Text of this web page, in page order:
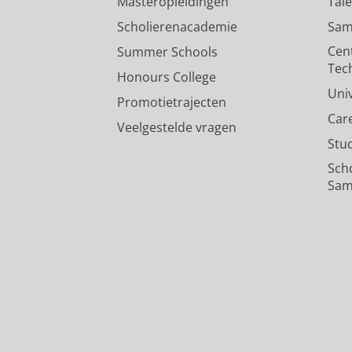
Scholierenacademie
Summer Schools
Honours College
Promotietrajecten
Veelgestelde vragen